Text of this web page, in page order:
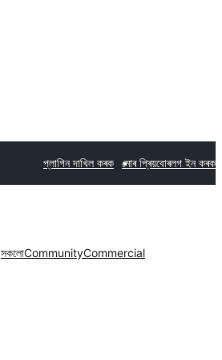
প্লাগিন দাখিল কৰক মোৰ প্ৰিয়বোৰলগ ইন কৰক
সকলোCommunityCommercial